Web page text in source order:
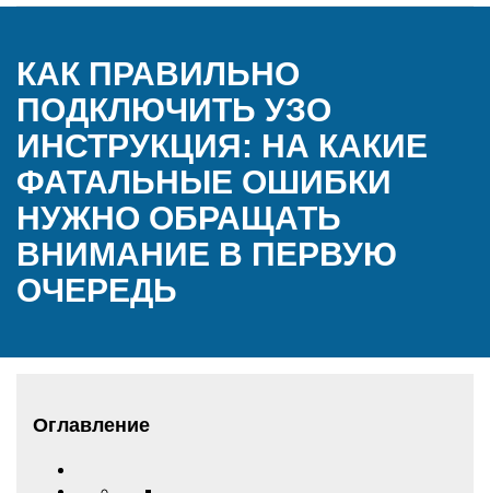
КАК ПРАВИЛЬНО
ПОДКЛЮЧИТЬ УЗО
ИНСТРУКЦИЯ: НА КАКИЕ
ФАТАЛЬНЫЕ ОШИБКИ
НУЖНО ОБРАЩАТЬ
ВНИМАНИЕ В ПЕРВУЮ
ОЧЕРЕДЬ
Оглавление